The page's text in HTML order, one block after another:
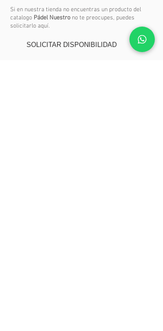
Si en nuestra tienda no encuentras un producto del
catalogo Pádel Nuestro no te preocupes, puedes
solicitarlo aquí.
SOLICITAR DISPONIBILIDAD